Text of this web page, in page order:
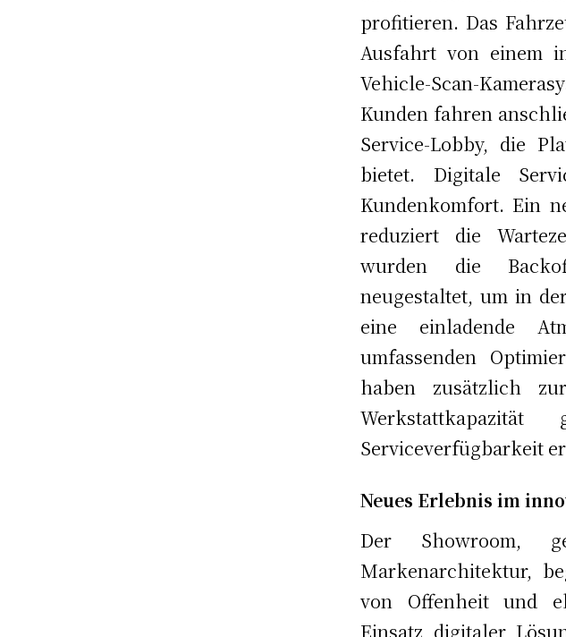
profitieren. Das
Ausfahrt von einem
Vehicle-Scan-
Kunden fahren
Service-Lobby, die
bietet. Digitale
Kundenkomfort. Ein
reduziert die
wurden die
neugestaltet, um in
eine einladende
umfassenden
haben zusätzlich
Serviceverfügbarkeit
Neues Erlebnis im
Der Showroom,
Markenarchitektur,
von Offenheit und
Einsatz digitaler